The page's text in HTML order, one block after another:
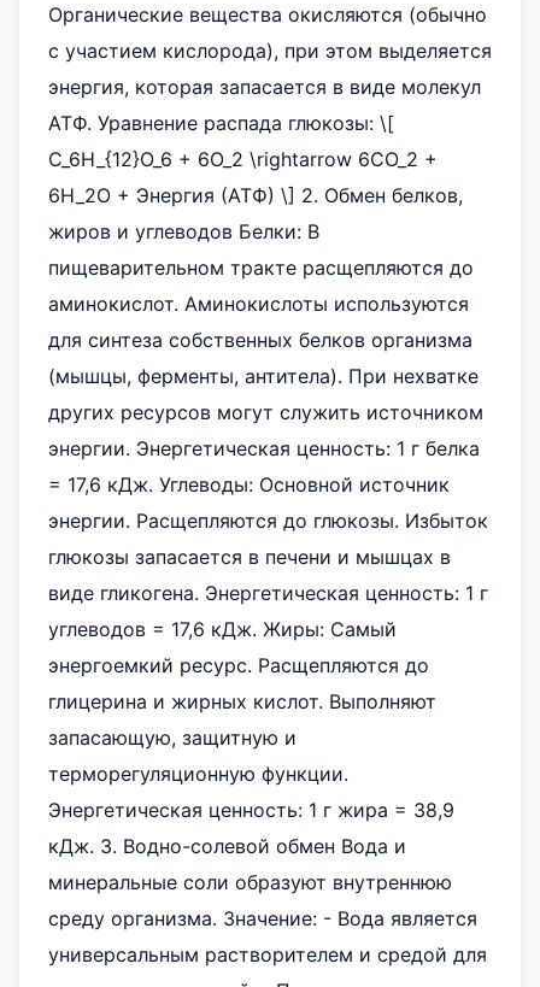
Органические вещества окисляются (обычно
с участием кислорода), при этом выделяется
энергия, которая запасается в виде молекул
АТФ. Уравнение распада глюкозы: \[
C_6H_{12}O_6 + 6O_2 \rightarrow 6CO_2 +
6H_2O + Энергия (АТФ) \] 2. Обмен белков,
жиров и углеводов Белки: В
пищеварительном тракте расщепляются до
аминокислот. Аминокислоты используются
для синтеза собственных белков организма
(мышцы, ферменты, антитела). При нехватке
других ресурсов могут служить источником
энергии. Энергетическая ценность: 1 г белка
= 17,6 кДж. Углеводы: Основной источник
энергии. Расщепляются до глюкозы. Избыток
глюкозы запасается в печени и мышцах в
виде гликогена. Энергетическая ценность: 1 г
углеводов = 17,6 кДж. Жиры: Самый
энергоемкий ресурс. Расщепляются до
глицерина и жирных кислот. Выполняют
запасающую, защитную и
терморегуляционную функции.
Энергетическая ценность: 1 г жира = 38,9
кДж. 3. Водно-солевой обмен Вода и
минеральные соли образуют внутреннюю
среду организма. Значение: - Вода является
универсальным растворителем и средой для